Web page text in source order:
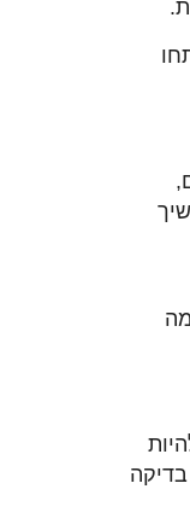
סכום העולה על 150,000 ₪, לא להיות